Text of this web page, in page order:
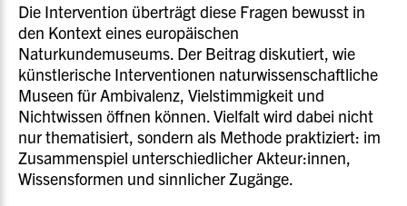
Die Intervention überträgt diese Fragen bewusst in
den Kontext eines europäischen
Naturkundemuseums. Der Beitrag diskutiert, wie
künstlerische Interventionen naturwissenschaftliche
Museen für Ambivalenz, Vielstimmigkeit und
Nichtwissen öffnen können. Vielfalt wird dabei nicht
nur thematisiert, sondern als Methode praktiziert: im
Zusammenspiel unterschiedlicher Akteur:innen,
Wissensformen und sinnlicher Zugänge.